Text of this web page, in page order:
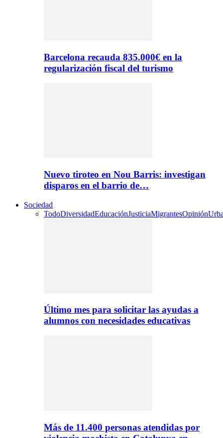
Barcelona recauda 835.000€ en la
regularización fiscal del turismo
Nuevo tiroteo en Nou Barris: investigan
disparos en el barrio de…
Sociedad
TodoDiversidadEducaciónJusticiaMigrantesOpinión
Último mes para solicitar las ayudas a
alumnos con necesidades educativas
Más de 11.400 personas atendidas por